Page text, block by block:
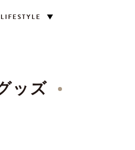
LIFESTYLE
ッズ